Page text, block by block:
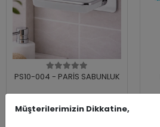
PS10-004 - PARİS SABUNLUK
2.272,00 TL
Müşterilerimizin Dikkatine,